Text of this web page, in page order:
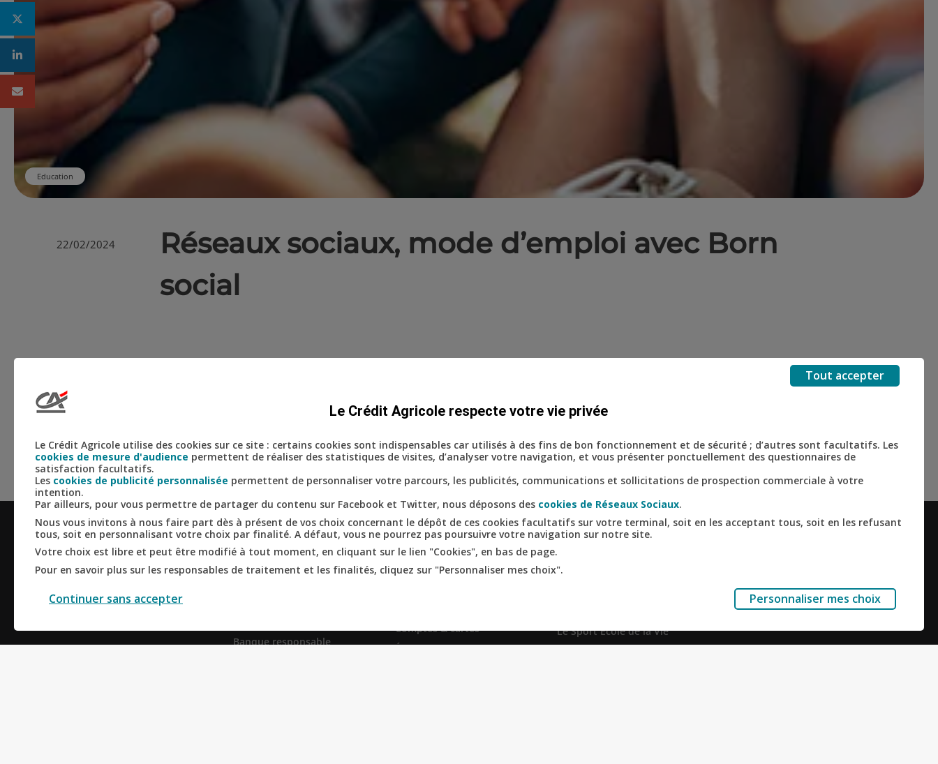
Education
22/02/2024
Réseaux sociaux, mode d’emploi avec Born
social
publique que soutient notre Caisse locale d’Ezanville.
LE CRÉDIT AGRICOLE
D'ILE-DE-FRANCE
Banque responsable
RELATION
BANQUE CLIENT
Comptes & cartes
Épargner
Prêt immobilier en ligne
Le Sport Ecole de la Vie
Twitter
Linkedin
Mail
Le Crédit Agricole respecte votre vie privée
Le Crédit Agricole utilise des cookies sur ce site : certains cookies sont indispensables car utilisés à des fins de bon fonctionnement et de sécurité ; d’autres sont facultatifs. Les
cookies de mesure d'audience permettent de réaliser des statistiques de visites, d’analyser votre navigation, et vous présenter ponctuellement des questionnaires de
satisfaction facultatifs.
Les cookies de publicité personnalisée permettent de personnaliser votre parcours, les publicités, communications et sollicitations de prospection commerciale à votre
intention.
Par ailleurs, pour vous permettre de partager du contenu sur Facebook et Twitter, nous déposons des cookies de Réseaux Sociaux.
Nous vous invitons à nous faire part dès à présent de vos choix concernant le dépôt de ces cookies facultatifs sur votre terminal, soit en les acceptant tous, soit en les refusant
tous, soit en personnalisant votre choix par finalité. A défaut, vous ne pourrez pas poursuivre votre navigation sur notre site.
Votre choix est libre et peut être modifié à tout moment, en cliquant sur le lien "Cookies", en bas de page.
Pour en savoir plus sur les responsables de traitement et les finalités, cliquez sur "Personnaliser mes choix".
Personnaliser mes choix
Tout accepter
Continuer sans accepter